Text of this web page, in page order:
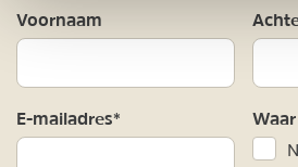
Voornaam
E-mailadres*